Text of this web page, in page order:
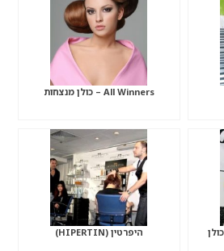
All Winners – כולן מנצחות
היפרטין (HIPERTIN)